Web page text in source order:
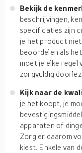
Bekijk de
beschrijvingen,
specificaties zijn
je het product niet
beoordelen als
moet je elke regel
zorgvuldig
Kijk naar de
je het koopt, je
apparaten of
Zorg er daarom
kiest. Enkele van